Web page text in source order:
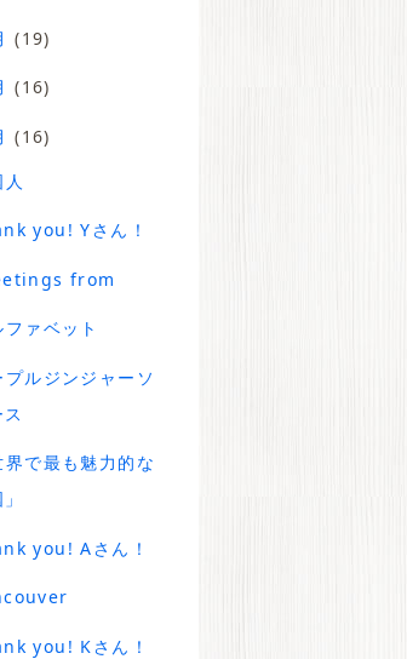
(19)
(16)
(16)
you! Yさん！
from
ファベット
プルジンジャーソ
界で最も魅力的な
you! Aさん！
you! Kさん！